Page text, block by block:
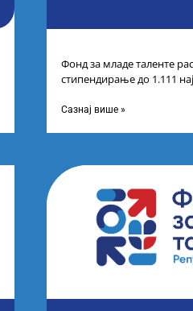
Фонд за младе таленте
стипендирање до 1.111
Сазнај више »